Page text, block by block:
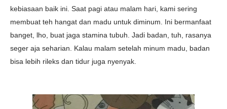
kebiasaan baik ini. Saat pagi atau malam hari, kami sering
membuat teh hangat dan madu untuk diminum. Ini bermanfaat
banget, lho, buat jaga stamina tubuh. Jadi badan, tuh, rasanya
seger aja seharian. Kalau malam setelah minum madu, badan
bisa lebih rileks dan tidur juga nyenyak.